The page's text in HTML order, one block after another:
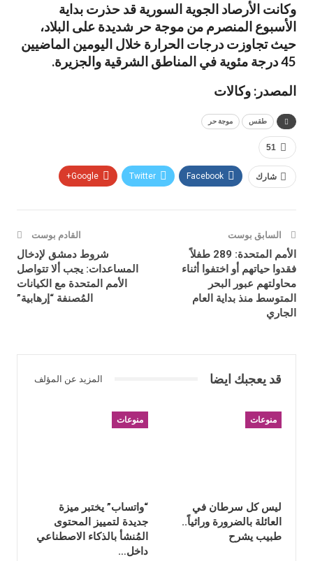
وكانت الأرصاد الجوية السورية قد حذرت بداية
الأسبوع المنصرم من موجة حر شديدة على البلاد،
حيث تجاوزت درجات الحرارة خلال اليومين الماضيين
45 درجة مئوية في المناطق الشرقية والجزيرة.
المصدر: وكالات
طقس موجة حر
51
شارك Facebook
Twitter
Google+
السابق بوست
الأمم المتحدة: 289 طفلاً
فقدوا حياتهم أو اختفوا أثناء
محاولتهم عبور البحر
المتوسط منذ بداية العام
الجاري
القادم بوست
شروط دمشق لإدخال
المساعدات: يجب ألا تتواصل
الأمم المتحدة مع الكيانات
المُصنفة “إرهابية”
قد يعجبك ايضا المزيد عن المؤلف
منوعات
ليس كل سرطان في
العائلة بالضرورة وراثياً..
طبيب يشرح
منوعات
“واتساب” يختبر ميزة
جديدة لتمييز المحتوى
المُنشأ بالذكاء الاصطناعي
داخل…